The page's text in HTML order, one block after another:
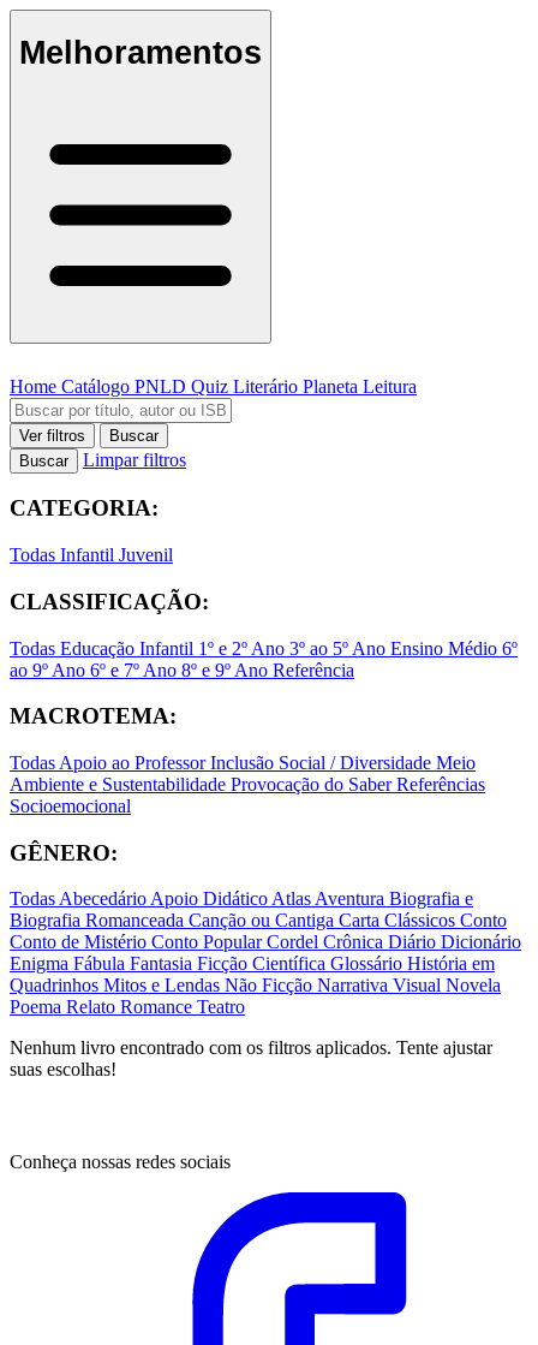
Melhoramentos
Home Catálogo PNLD Quiz Literário Planeta Leitura
Ver filtros
Buscar
Buscar
Limpar filtros
CATEGORIA:
Todas Infantil Juvenil
CLASSIFICAÇÃO:
Todas Educação Infantil 1º e 2º Ano 3º ao 5º Ano Ensino Médio 6º
ao 9º Ano 6º e 7º Ano 8º e 9º Ano Referência
MACROTEMA:
Todas Apoio ao ProfessorInclusão Social / Diversidade Meio
Ambiente e Sustentabilidade Provocação do SaberReferências
Socioemocional
GÊNERO:
TodasAbecedárioApoio DidáticoAtlasAventura Biografia e
Biografia Romanceada Canção ou Cantiga Carta Clássicos Conto
Conto de Mistério Conto PopularCordel Crônica Diário Dicionário
Enigma Fábula Fantasia Ficção Científica Glossário História em
Quadrinhos Mitos e Lendas Não Ficção Narrativa Visual Novela
Poema Relato Romance Teatro
Nenhum livro encontrado com os filtros aplicados. Tente ajustar
suas escolhas!
Conheça nossas redes sociais